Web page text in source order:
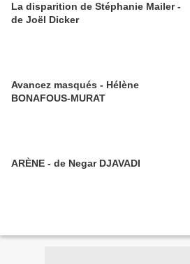
La disparition de Stéphanie Mailer -
de Joël Dicker
Avancez masqués - Hélène
BONAFOUS-MURAT
ARÈNE - de Negar DJAVADI